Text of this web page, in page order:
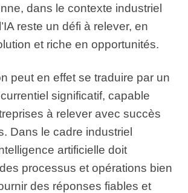
dans le contexte industriel
reste un défi à relever, en
et riche en opportunités.
peut en effet se traduire par un
significatif, capable
à relever avec succès
Dans le cadre industriel
artificielle doit
processus et opérations bien
des réponses fiables et